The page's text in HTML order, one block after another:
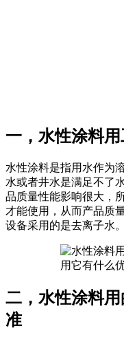
一，水性涂料
水性涂料是指用水作为
水或者井水是满足不了
品质量性能影响很大，
才能使用，从而产品质
设备采用的是去离子水。
二，水性涂料
准